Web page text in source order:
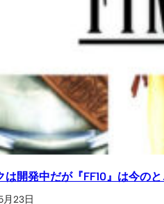
は開発中だが『FF10』は今の
23日